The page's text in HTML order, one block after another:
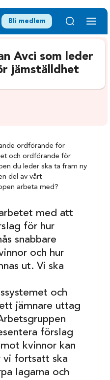
Bli medlem
Avci som leder
jämställdhet
ordförande för
och ordförande för
du leder ska ta fram ny
del av vårt
arbeta med?
med att
för hur
snabbare
och hur
ut. Vi ska
och
jämnare uttag
förslag
kvinnor kan
vi fortsatt ska
lagarna och